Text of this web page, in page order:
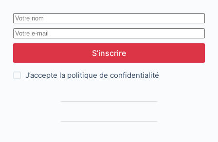
S’inscrire
J’accepte la politique de confidentialité